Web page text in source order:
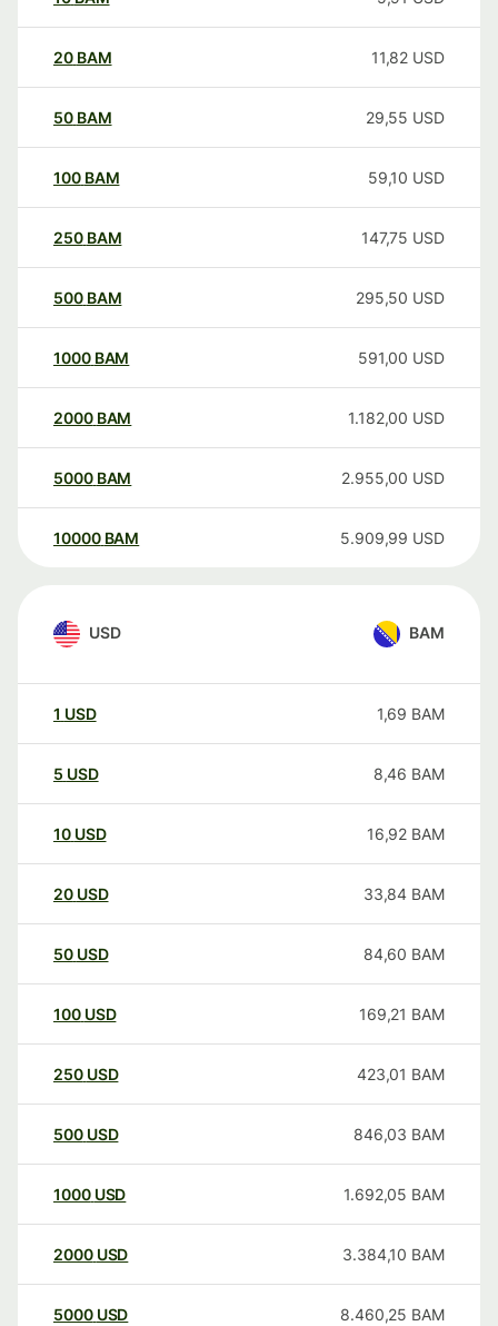
20 BAM 11,82 USD
50 BAM 29,55 USD
100 BAM 59,10 USD
250 BAM 147,75 USD
500 BAM 295,50 USD
1000 BAM 591,00 USD
2000 BAM 1.182,00 USD
5000 BAM 2.955,00 USD
10000 BAM 5.909,99 USD
USD BAM
1 USD 1,69 BAM
5 USD 8,46 BAM
10 USD 16,92 BAM
20 USD 33,84 BAM
50 USD 84,60 BAM
100 USD 169,21 BAM
250 USD 423,01 BAM
500 USD 846,03 BAM
1000 USD 1.692,05 BAM
2000 USD 3.384,10 BAM
5000 USD 8.460,25 BAM